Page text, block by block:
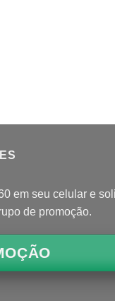
em seu celular e
de promoção.